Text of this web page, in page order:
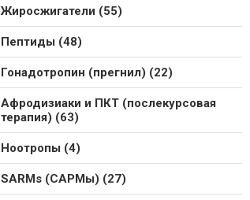
Жиросжигатели (55)
Пептиды (48)
Гонадотропин (прегнил) (22)
Афродизиаки и ПКТ (послекурсовая
терапия) (63)
Ноотропы (4)
SARMs (САРМы) (27)